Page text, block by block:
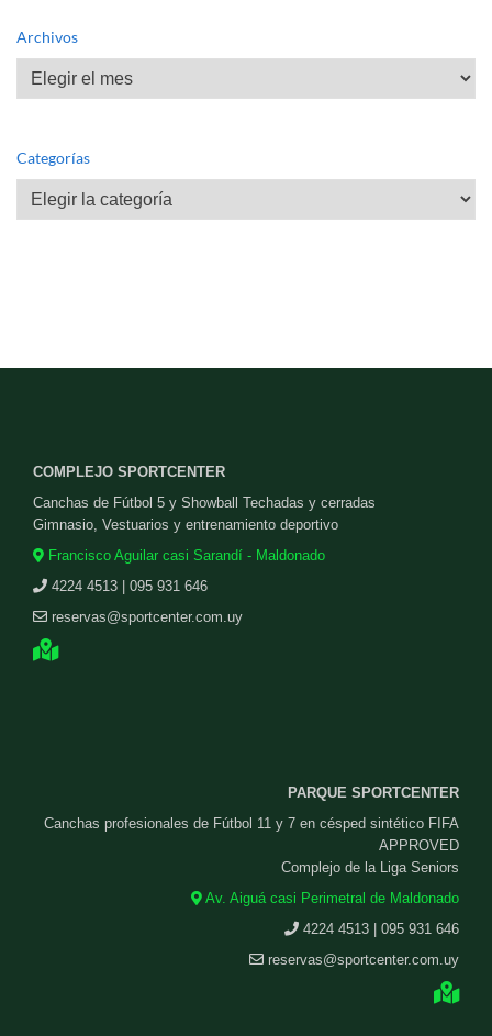
Archivos
Archivos
Categorías
Categorías
COMPLEJO SPORTCENTER
Canchas de Fútbol 5 y Showball Techadas y cerradas
Gimnasio, Vestuarios y entrenamiento deportivo
Francisco Aguilar casi Sarandí - Maldonado
4224 4513 | 095 931 646
reservas@sportcenter.com.uy
PARQUE SPORTCENTER
Canchas profesionales de Fútbol 11 y 7 en césped sintético FIFA
APPROVED
Complejo de la Liga Seniors
Av. Aiguá casi Perimetral de Maldonado
4224 4513 | 095 931 646
reservas@sportcenter.com.uy